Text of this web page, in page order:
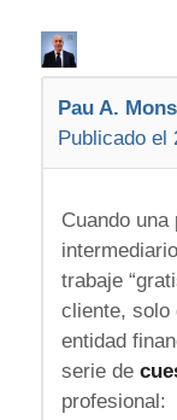
Pau A.
Publicado el
Cuando
trabaje
cliente, solo
entidad
serie de
profesional: